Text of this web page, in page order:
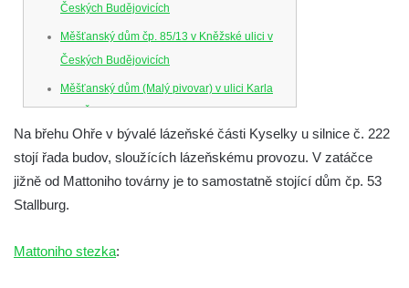
Českých Budějovicích
Měšťanský dům čp. 85/13 v Kněžské ulici v
Českých Budějovicích
Měšťanský dům (Malý pivovar) v ulici Karla
IV. v Českých Budějovicích
Dům U Ferusů na Senovážném náměstí v
Českých Budějovicích
Solnice na Piaristickém náměstí v Českých
Budějovicích
Biskupská rezidence v Českých
Na břehu Ohře v bývalé lázeňské části Kyselky u silnice č. 222
stojí řada budov, sloužících lázeňskému provozu. V zatáčce
jižně od Mattoniho továrny je to samostatně stojící dům čp. 53
Stallburg.
Mattoniho stezka: